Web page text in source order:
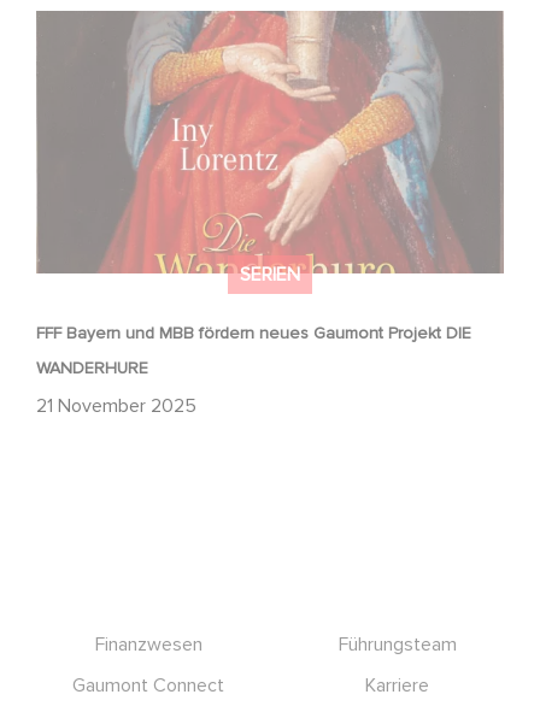
SERIEN
FFF Bayern und MBB fördern neues Gaumont Projekt DIE
WANDERHURE
21 November 2025
FFF Bayern und MBB fördern neues Gaumont Projekt DIE
WANDERHURE
Finanzwesen
Führungsteam
Gaumont Connect
Karriere